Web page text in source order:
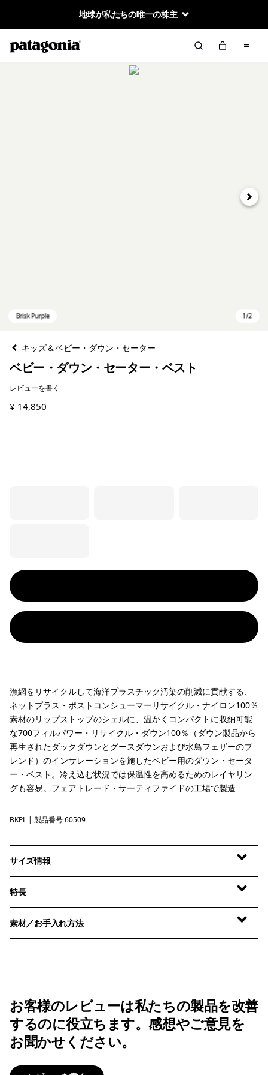
地球が私たちの唯一の株主
次へ
キッズ＆ベビー・ダウン・セーター
ベビー・ダウン・セーター・ベスト
レビューを書く
¥ 14,850
漁網をリサイクルして海洋プラスチック汚染の削減に貢献する、
ネットプラス・ポストコンシューマーリサイクル・ナイロン100％
素材のリップストップのシェルに、温かくコンパクトに収納可能
な700フィルパワー・リサイクル・ダウン100％（ダウン製品から
再生されたダックダウンとグースダウンおよび水鳥フェザーのブ
レンド）のインサレーションを施したベビー用のダウン・セータ
ー・ベスト。冷え込む状況では保温性を高めるためのレイヤリン
グも容易。フェアトレード・サーティファイドの工場で製造
Brisk Purple
BKPL | 製品番号 60509
サイズ情報
特長
素材／お手入れ方法
お客様のレビューは私たちの製品を改善
するのに役立ちます。感想やご意見を
お聞かせください。